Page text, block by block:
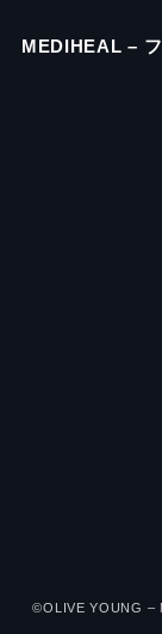
MEDIHEAL –
©OLIVE YOUNG –